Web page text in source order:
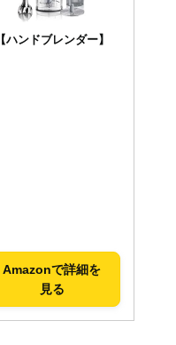
【ハンドブレンダー】
Amazonで詳細を
見る